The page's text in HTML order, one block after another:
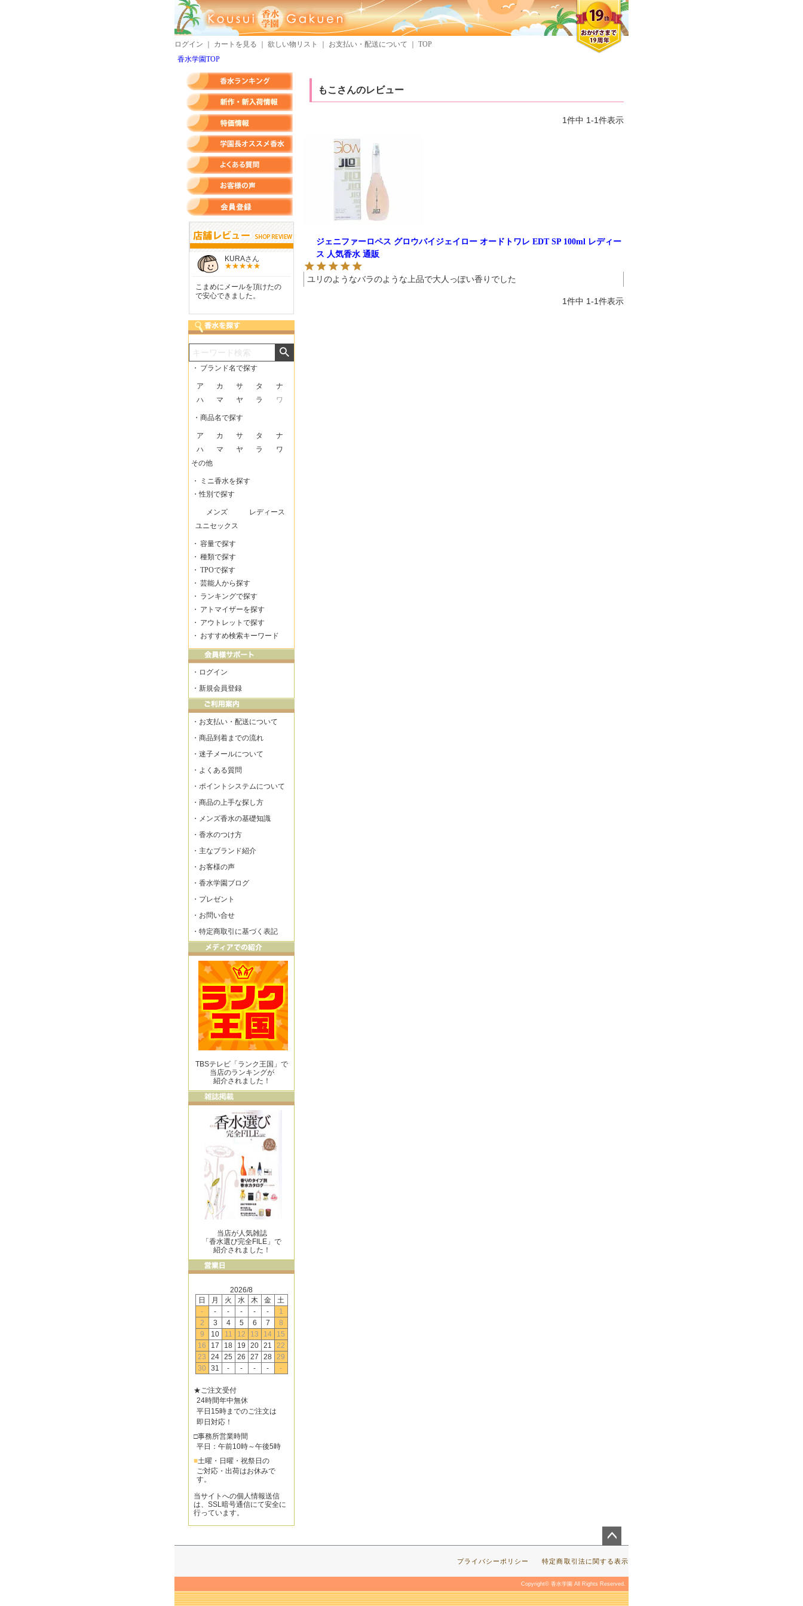
ログイン カートを見る 欲しい物リスト お支払い・配送について
TOP
香水学園TOP
もこさんのレビュー
1件中 1-1件表示
ジェニファーロペス グロウバイジェイロー オードトワレ EDT SP 100ml レディー
ス 人気香水 通販
ユリのようなバラのような上品で大人っぽい香りでした
1件中 1-1件表示
KURAさん
こまめにメールを頂けたの
で安心できました。
しらすさん
商品が早く届いたのでよか
した。またよろしくお願い
おまけありがとうございま
した。早速レビューを書き
ました！
・ ブランド名で探す
ア カ サ タ
ナ
ハ
マ ヤ ラ ワ
・商品名で探す
ア カ サ タ
ナ
ハ
マ ヤ ラ
ワ
その他
・
ミニ香水を探す
・性別で探す
メンズ
レディース
ユニセックス
・ 容量で探す
・ 種類で探す
・ TPOで探す
・ 芸能人から探す
・ ランキングで探す
・ アトマイザーを探す
・ アウトレットで探す
・ おすすめ検索キーワード
・ ログイン
・ 新規会員登録
・ お支払い・配送について
・ 商品到着までの流れ
・ 迷子メールについて
・ よくある質問
・ ポイントシステムについて
・ 商品の上手な探し方
・ メンズ香水の基礎知識
・ 香水のつけ方
・ 主なブランド紹介
・ お客様の声
・ 香水学園ブログ
・ プレゼント
・ お問い合せ
・ 特定商取引に基づく表記
TBSテレビ「ランク王国」で
当店のランキングが
紹介されました！
当店が人気雑誌
「香水選び完全FILE」で
紹介されました！
2026/8
日
月 火 水 木 金
土
-
- - - - -
1
2
3 4 5 6 7
8
9
10 11 12 13 14
15
16
17 18 19 20 21
22
23
24 25 26 27 28 29
30
31 - - - - -
★ご注文受付
24時間年中無休
平日15時までのご注文は
即日対応！
□事務所営業時間
平日：午前10時～午後5時
■土曜・日曜・祝祭日の
ご対応・出荷はお休みで
す。
当サイトへの個人情報送信
は、SSL暗号通信にて安全に
行っています。
ジト
ップ
へ
プライバシーポリシー 特定商取引法に関する表示
Copyright© 香水学園 All Rights Reserved.